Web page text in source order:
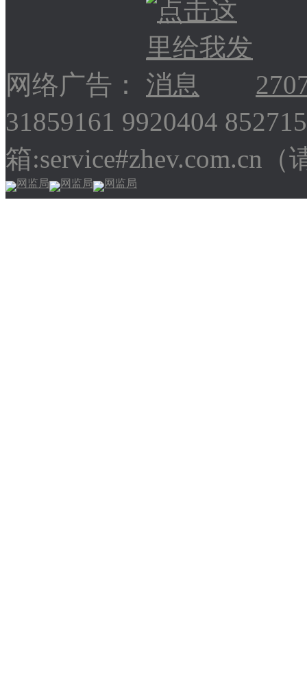
网络广告：
31859161 9920404
箱:service#zhev.com.cn